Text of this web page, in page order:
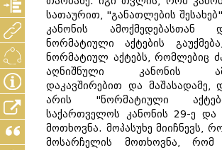
სათაურით, "განათლების
კანონის ამოქმედებასთან
ნორმატიული აქტების
ნორმატიულ აქტებს, რომლებიც
აღნიშნული კანონის
დაკავშირებით და
არის "ნორმატიული
საქართველოს კანონის 29-ე და
მოთხოვნა. მოპასუხე მიიჩნევს,
მოსარჩელის მოთხოვნა, რომ